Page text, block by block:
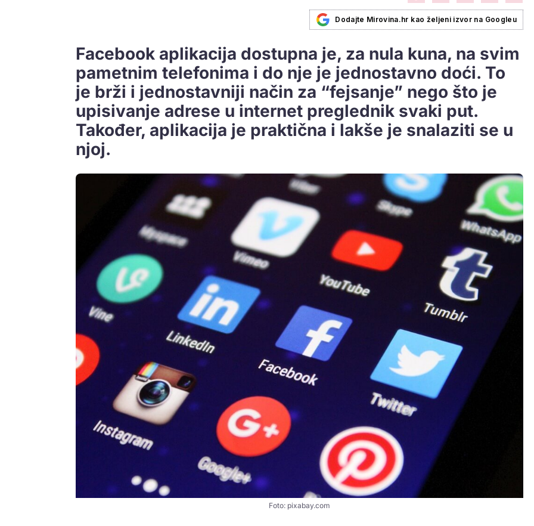
Dodajte Mirovina.hr kao željeni izvor na Googleu
Facebook aplikacija dostupna je, za nula kuna, na svim
pametnim telefonima i do nje je jednostavno doći. To
je brži i jednostavniji način za “fejsanje” nego što je
upisivanje adrese u internet preglednik svaki put.
Također, aplikacija je praktična i lakše je snalaziti se u
njoj.
Foto: pixabay.com